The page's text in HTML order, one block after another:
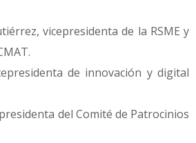
vicepresidenta de la RSME y
de innovación y digital
del Comité de Patrocinios